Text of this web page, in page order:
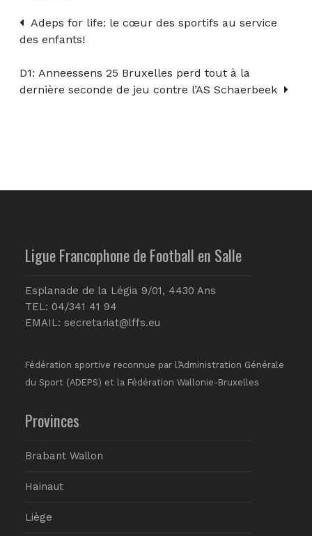
Adeps for life: le cœur des sportifs au service
des enfants!
D1: Anneessens 25 Bruxelles perd tout à la
dernière seconde de jeu contre l’AS Schaerbeek
Ligue Francophone de Football en Salle
Esplanade de la Légia 9/01, 4430 Ans
TEL: 04/341 41 94
EMAIL: secretariat@lffs.eu
Fédération sportive reconnue par l’Administration Générale
du Sport (ADEPS) et la Fédération Wallonie-Bruxelles
Provinces
Brabant Wallon
Hainaut
Liège